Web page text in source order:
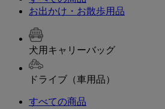
お出かけ・お散歩用品
犬用キャリーバッグ
ドライブ（車用品）
すべての商品